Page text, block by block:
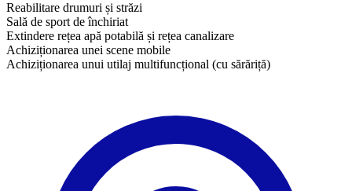
Reabilitare drumuri și străzi
Sală de sport de închiriat
Extindere rețea apă potabilă și rețea canalizare
Achiziționarea unei scene mobile
Achiziționarea unui utilaj multifuncțional (cu sărăriță)